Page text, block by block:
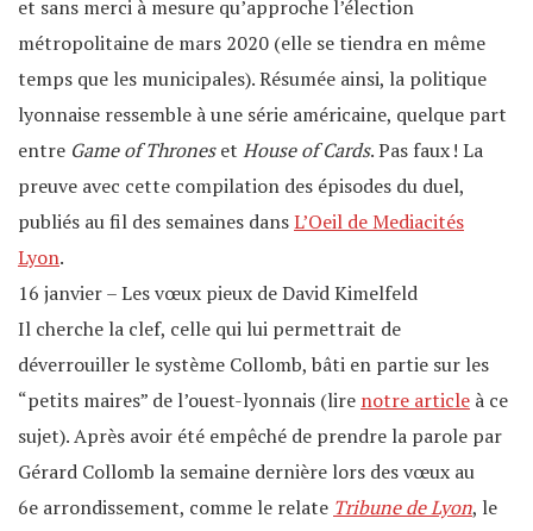
et sans merci à mesure qu’approche l’élection
métropolitaine de mars 2020 (elle se tiendra en même
temps que les municipales). Résumée ainsi, la politique
lyonnaise ressemble à une série américaine, quelque part
entre Game of Throneset House of Cards. Pas faux ! La
preuve avec cette compilation des épisodes du duel,
publiés au fil des semaines dansL’Oeil de Mediacités
Lyon.
16 janvier – Les vœux pieux de David Kimelfeld
Il cherche la clef, celle qui lui permettrait de
déverrouiller le système Collomb, bâti en partie sur les
“petits maires” de l’ouest-lyonnais (lire notre article à ce
sujet). Après avoir été empêché de prendre la parole par
Gérard Collomb la semaine dernière lors des vœux au
6e arrondissement, comme le relate Tribune de Lyon, le